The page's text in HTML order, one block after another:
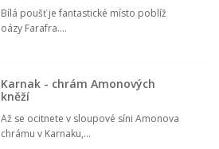
Bílá poušť je fantastické místo poblíž
oázy Farafra....
Karnak - chrám Amonových
kněží
Až se ocitnete v sloupové síni Amonova
chrámu v Karnaku,...